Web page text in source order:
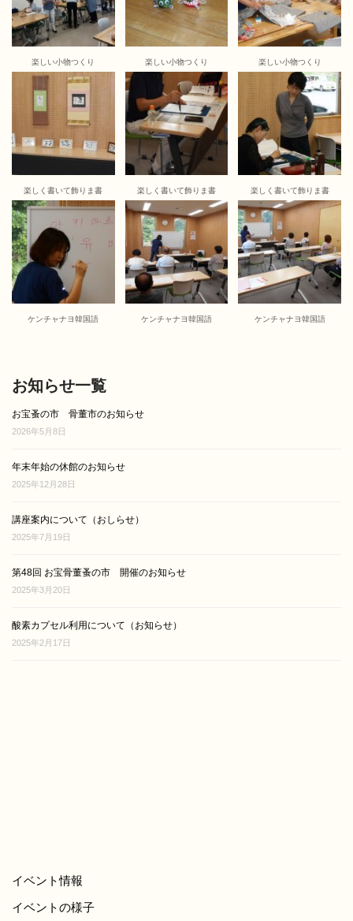
楽しい小物つくり 楽しい小物つくり 楽しい小物つくり
楽しく書いて飾りま書 楽しく書いて飾りま書 楽しく書いて飾りま書
ケンチャナヨ韓国語 ケンチャナヨ韓国語 ケンチャナヨ韓国語
お知らせ一覧
お宝蚤の市 骨董市のお知らせ
2026年5月8日
年末年始の休館のお知らせ
2025年12月28日
講座案内について（おしらせ）
2025年7月19日
第48回 お宝骨董蚤の市 開催のお知らせ
2025年3月20日
酸素カプセル利用について（お知らせ）
2025年2月17日
イベント情報
イベントの様子